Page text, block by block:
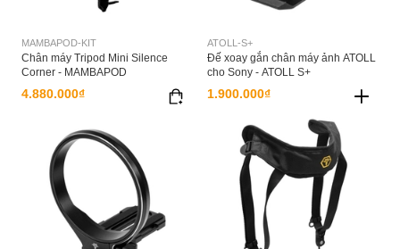
MAMBAPOD-KIT
Chân máy Tripod Mini Silence
Corner - MAMBAPOD
4.880.000₫
ATOLL-S+
Đế xoay gắn chân máy ảnh ATOLL
cho Sony - ATOLL S+
1.900.000₫